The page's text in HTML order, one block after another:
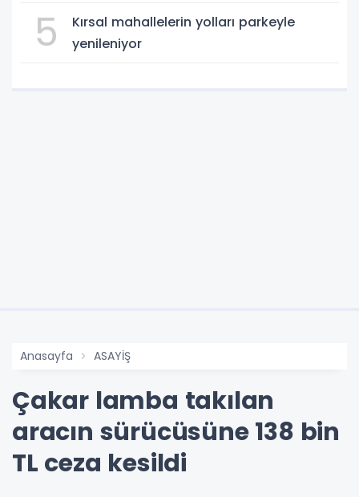
5
Kırsal mahallelerin yolları parkeyle
yenileniyor
Anasayfa ASAYİŞ
Çakar lamba takılan
aracın sürücüsüne 138 bin
TL ceza kesildi